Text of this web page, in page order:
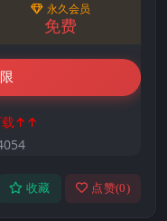
永久会员
免费
载↑↑
收藏 点赞(0)